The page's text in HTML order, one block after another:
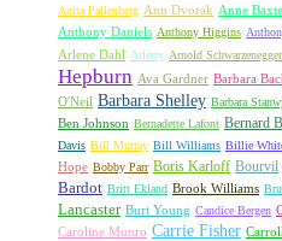
Anita Pallenberg Ann Dvorak Anne
Anthony Daniels Anthony Higgins
Arlene Dahl Arletty Arnold Schwarzenegger
Hepburn Ava Gardner Barbara
O'Neil Barbara Shelley Barbara
Ben Johnson Bernadette Lafont Bernard
Davis Bill Murray Bill Williams Billie
Hope Bobby Parr Boris Karloff Bourvil
Bardot Britt Ekland Brook Williams
Lancaster Burt Young Candice Bergen
Caroline Munro Carrie Fisher